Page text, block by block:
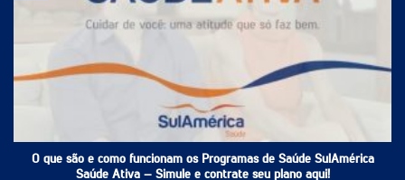
O que são e como funcionam os Programas de Saúde SulAmérica
Saúde Ativa – Simule e contrate seu plano aqui!